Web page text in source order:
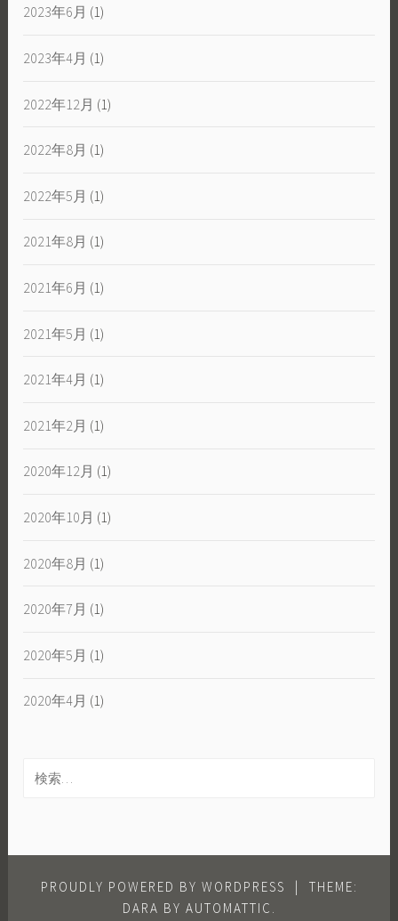
2023年6月 (1)
2023年4月 (1)
2022年12月 (1)
2022年8月 (1)
2022年5月 (1)
2021年8月 (1)
2021年6月 (1)
2021年5月 (1)
2021年4月 (1)
2021年2月 (1)
2020年12月 (1)
2020年10月 (1)
2020年8月 (1)
2020年7月 (1)
2020年5月 (1)
2020年4月 (1)
索:
PROUDLY POWERED BY WORDPRESS |
THEME:
DARA BY AUTOMATTIC